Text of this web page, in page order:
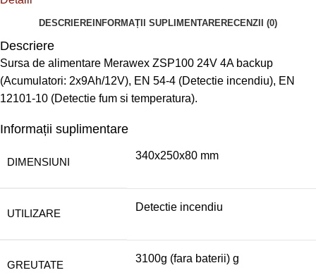
DESCRIERE INFORMAȚII SUPLIMENTARERECENZII (0)
Descriere
Sursa de alimentare Merawex ZSP100 24V 4A backup
(Acumulatori: 2x9Ah/12V), EN 54-4 (Detectie incendiu), EN
12101-10 (Detectie fum si temperatura).
Informații suplimentare
DIMENSIUNI
340x250x80 mm
UTILIZARE
Detectie incendiu
GREUTATE
3100g (fara baterii) g